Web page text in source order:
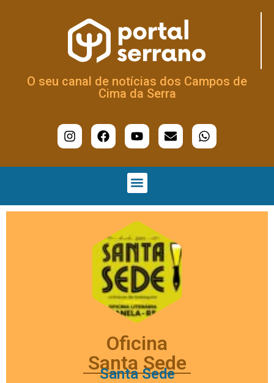
O seu canal de notícias dos Campos de
Cima da Serra
Oficina
Santa Sede
Santa Sede